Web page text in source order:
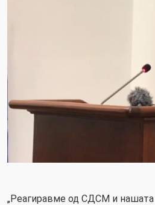
„Реагиравме од СДСМ и нашата